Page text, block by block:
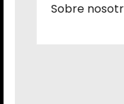
Sobre